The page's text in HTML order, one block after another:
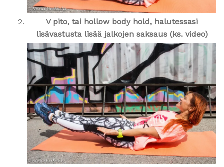
V pito, tai hollow body hold, halutessasi
lisävastusta lisää jalkojen saksaus (ks. video)